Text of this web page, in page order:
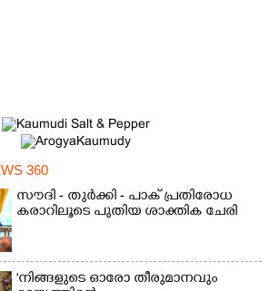
360
സൗദി - തുർക്കി - പാക് പ്രതിരോധ
കരാറിലൂടെ പുതിയ ശാക്തിക ചേരി
'നിങ്ങളുടെ ഓരോ തീരുമാനവും